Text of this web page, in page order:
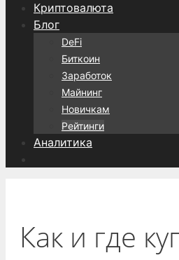
Криптовалюта
Блог
DeFi
Биткоин
Заработок
Майнинг
Новичкам
Рейтинги
Аналитика
Как и где